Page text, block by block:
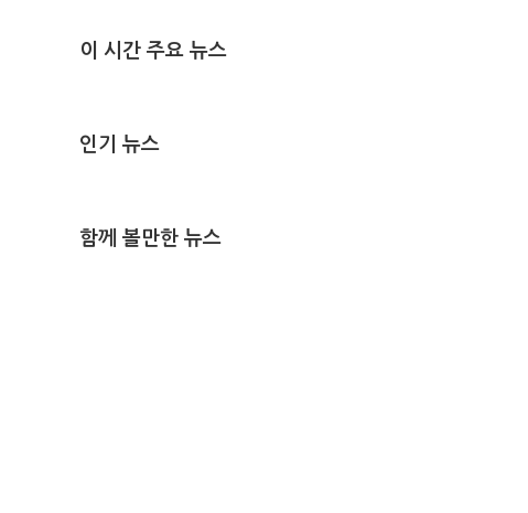
이 시간 주요 뉴스
인기 뉴스
함께 볼만한 뉴스